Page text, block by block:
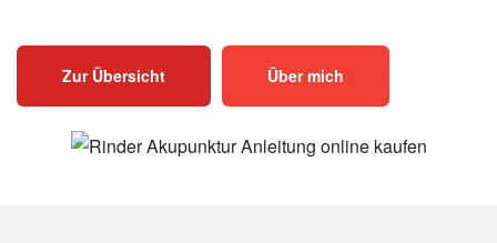
Zur Übersicht Über mich